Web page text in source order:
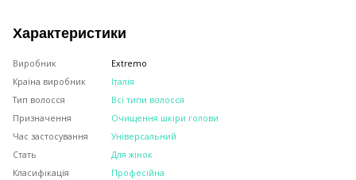
Характеристики
Виробник
Extremo
Країна виробник
Італія
Тип волосся
Всі типи волосся
Призначення
Очищення шкіри голови
Час застосування
Універсальний
Стать
Для жінок
Класифікація
Професійна